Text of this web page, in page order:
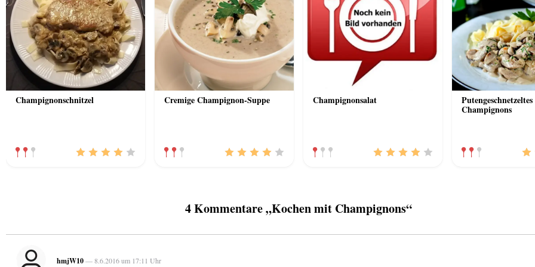
Champignonschnitzel Cremige Champignon-Suppe Champignonsalat
Champignons
4 Kommentare „Kochen mit Champignons“
hmjW10— 8.6.2016 um 17:11 Uhr